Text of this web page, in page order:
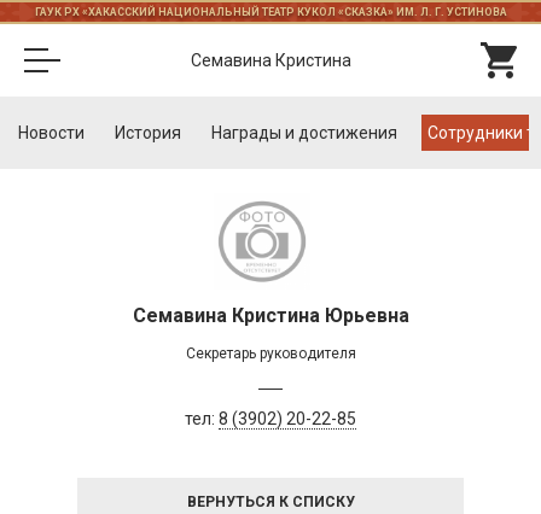
ГАУК РХ «ХАКАССКИЙ НАЦИОНАЛЬНЫЙ ТЕАТР КУКОЛ «СКАЗКА» ИМ. Л. Г. УСТИНОВА
Семавина Кристина
Новости История Награды и достижения Cотрудники
Семавина Кристина Юрьевна
Секретарь руководителя
тел: 8 (3902) 20-22-85
ВЕРНУТЬСЯ К СПИСКУ